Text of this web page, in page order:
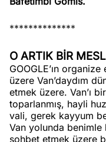
**************
O ARTIK BİR
GOOGLE’ın
üzere Van’daydım
etmek üzere. Van’ı
toparlanmış, hayli
vali, gerek kayyum
Van yolunda
sohbet etmek üzere